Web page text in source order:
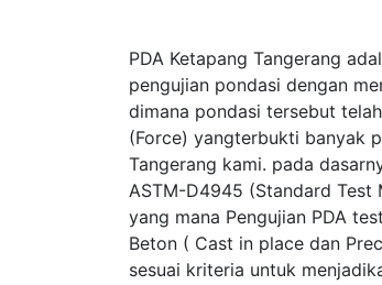
PDA Ketapang Tangerang
pengujian pondasi dengan
dimana pondasi tersebut
(Force) yangterbukti banyak
Tangerang kami. pada
ASTM-D4945 (Standard
yang mana Pengujian PDA
Beton ( Cast in place dan
sesuai kriteria untuk